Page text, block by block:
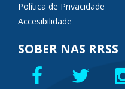
Política de Privacidade
Accesibilidade
SOBER NAS RRSS